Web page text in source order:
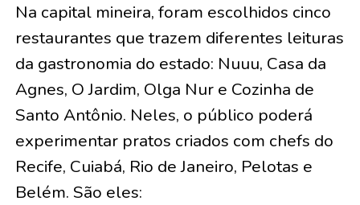
Na capital mineira, foram escolhidos cinco
restaurantes que trazem diferentes leituras
da gastronomia do estado: Nuuu, Casa da
Agnes, O Jardim, Olga Nur e Cozinha de
Santo Antônio. Neles, o público poderá
experimentar pratos criados com chefs do
Recife, Cuiabá, Rio de Janeiro, Pelotas e
Belém. São eles: